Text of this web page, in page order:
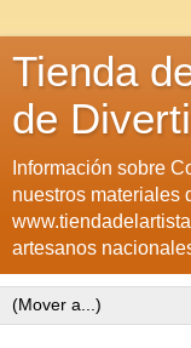
Tienda
de
Información sobre
nuestros materiales
artesanos